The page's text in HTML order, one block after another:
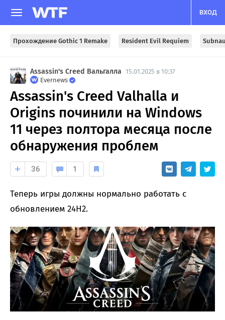
ВХОД
Прохождение Gothic 1 Remake Resident Evil Requiem
Assassin's Creed Вальгалла
15.01.2025 в 10:37
Evernews
Assassin's Creed Valhalla и
Origins починили на Windows
11 через полтора месяца после
обнаружения проблем
36 1
Теперь игры должны нормально работать с
обновлением 24H2.